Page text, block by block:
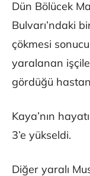
Dün Bölücek
Bulvarı’ndaki
çökmesi
yaralanan
gördüğü
Kaya’nın
3’e yükseldi.
Diğer yaralı